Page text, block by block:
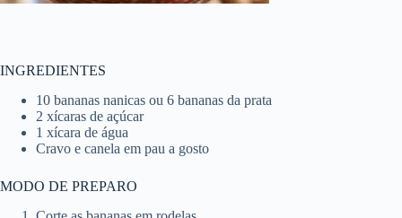
INGREDIENTES
10 bananas nanicas ou 6 bananas da prata
2 xícaras de açúcar
1 xícara de água
Cravo e canela em pau a gosto
MODO DE PREPARO